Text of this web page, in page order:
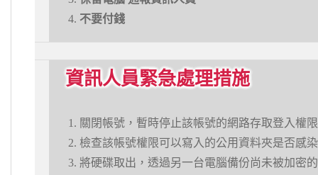
不要付錢
資訊人員緊急處理措施
關閉帳號，暫時停止該帳號的網路存取登入權限
檢查該帳號權限可以寫入的公用資料夾是否感染
將硬碟取出，透過另一台電腦備份尚未被加密